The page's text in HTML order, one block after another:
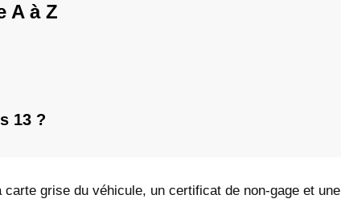
A à Z
13 ?
grise du véhicule, un certificat de non-gage et une